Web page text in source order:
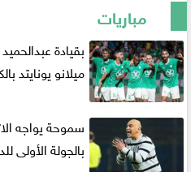
مباريات
بقيادة
ميلانو يونايتد
سموحة يواجه
بالجولة الأولى